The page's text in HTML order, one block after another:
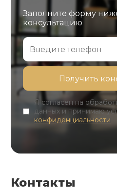
Заполните форму
консультацию
Я согласен на
данных и принимаю
конфиденциальности
Контакты